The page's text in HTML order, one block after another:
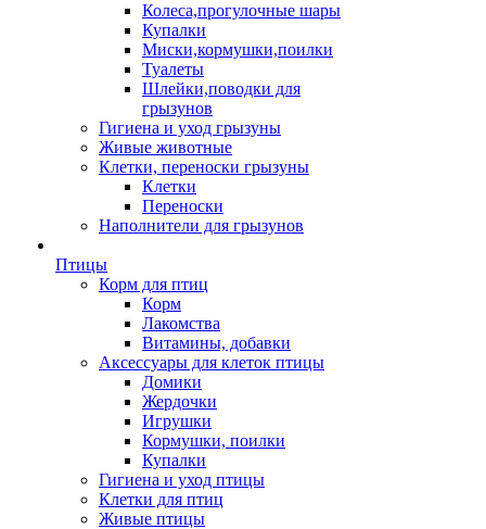
Колеса,прогулочные шары
Купалки
Миски,кормушки,поилки
Туалеты
Шлейки,поводки для
грызунов
Гигиена и уход грызуны
Живые животные
Клетки, переноски грызуны
Клетки
Переноски
Наполнители для грызунов
Птицы
Корм для птиц
Корм
Лакомства
Витамины, добавки
Аксессуары для клеток птицы
Домики
Жердочки
Игрушки
Кормушки, поилки
Купалки
Гигиена и уход птицы
Клетки для птиц
Живые птицы